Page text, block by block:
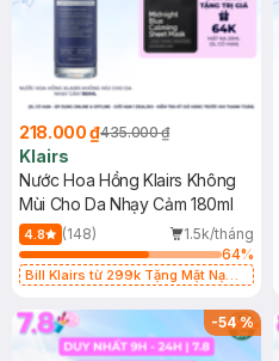
218.000 ₫435.000 ₫
Klairs
Nước Hoa Hồng Klairs Không
Mùi Cho Da Nhạy Cảm 180ml
4.8 (148)
1.5k/tháng
64%
Bill Klairs từ 299k Tặng Mặt Nạ
25ml (SL Có Hạn)
-54%